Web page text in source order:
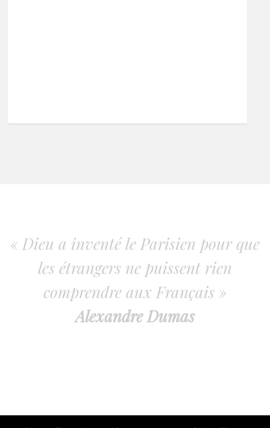
« Dieu a inventé le Parisien pour que
les étrangers ne puissent rien
comprendre aux Français »
Alexandre Dumas